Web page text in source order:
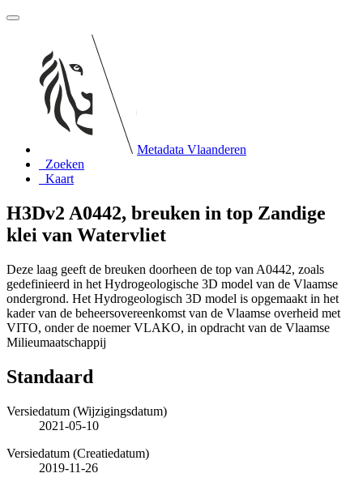
Metadata Vlaanderen
Zoeken
Kaart
H3Dv2 A0442, breuken in top Zandige
klei van Watervliet
Deze laag geeft de breuken doorheen de top van A0442, zoals
gedefinieerd in het Hydrogeologische 3D model van de Vlaamse
ondergrond. Het Hydrogeologisch 3D model is opgemaakt in het
kader van de beheersovereenkomst van de Vlaamse overheid met
VITO, onder de noemer VLAKO, in opdracht van de Vlaamse
Milieumaatschappij
Standaard
Versiedatum (Wijzigingsdatum)
2021-05-10
Versiedatum (Creatiedatum)
2019-11-26